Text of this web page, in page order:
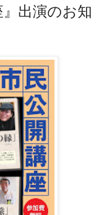
出演のお知